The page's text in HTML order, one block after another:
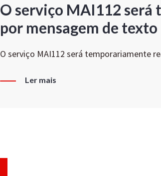
O serviço MAI112
por mensagem de texto
O serviço MAI112 será temporariamente
Ler mais